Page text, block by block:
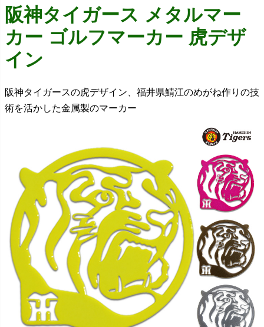
阪神タイガース メタルマー
カー ゴルフマーカー 虎デザ
イン
阪神タイガースの虎デザイン、福井県鯖江のめがね作りの技
術を活かした金属製のマーカー